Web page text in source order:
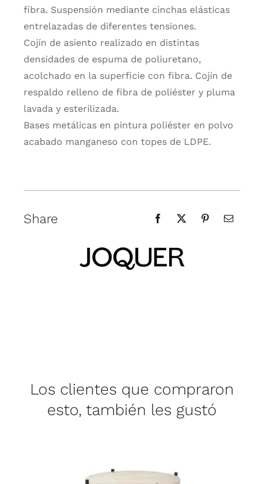
fibra. Suspensión mediante cinchas elásticas
entrelazadas de diferentes tensiones.
Cojín de asiento realizado en distintas
densidades de espuma de poliuretano,
acolchado en la superficie con fibra. Cojín de
respaldo relleno de fibra de poliéster y pluma
lavada y esterilizada.
Bases metálicas en pintura poliéster en polvo
acabado manganeso con topes de LDPE.
Share
Los clientes que compraron
esto, también les gustó